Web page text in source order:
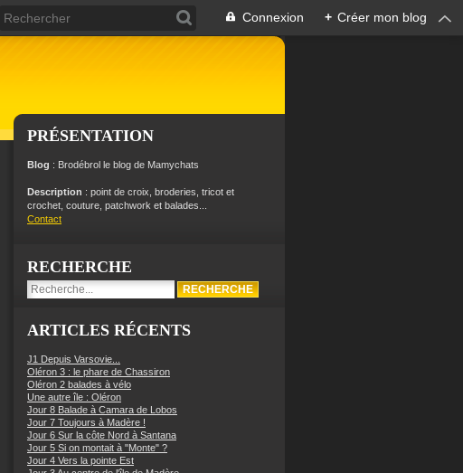
Connexion + Créer mon blog
PRÉSENTATION
Blog : Brodébrol le blog de Mamychats
Description : point de croix, broderies, tricot et
crochet, couture, patchwork et balades...
Contact
RECHERCHE
ARTICLES RÉCENTS
J1 Depuis Varsovie...
Oléron 3 : le phare de Chassiron
Oléron 2 balades à vélo
Une autre île : Oléron
Jour 8 Balade à Camara de Lobos
Jour 7 Toujours à Madère !
Jour 6 Sur la côte Nord à Santana
Jour 5 Si on montait à "Monte" ?
Jour 4 Vers la pointe Est